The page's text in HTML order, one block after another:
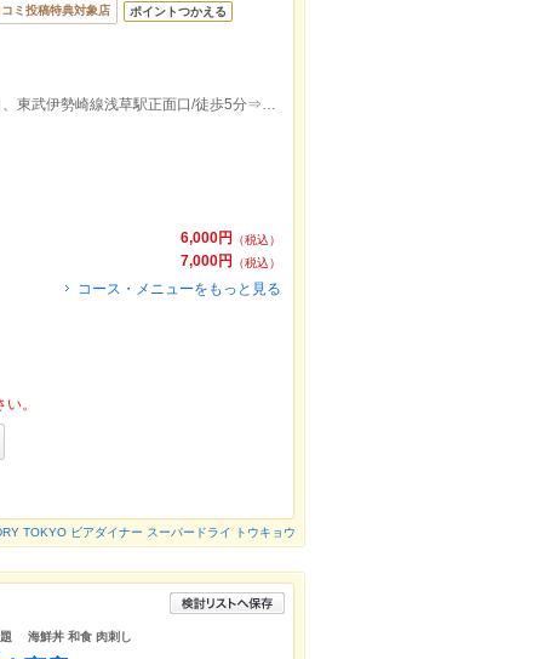
コミ投稿特典対象店 ポイントつかえる
徒歩3分⇒地下鉄銀座線浅草駅4・5番出口、東武伊勢崎線浅草駅正面口/徒歩5分⇒都営浅草線浅草駅A5、本所吾妻橋駅A3出口
6,000円
（税込）
7,000円
（税込）
コース・メニューをもっと見る
。
TOKYO ビアダイナー スーパードライ トウキョウ
海鮮丼 和食 肉刺し